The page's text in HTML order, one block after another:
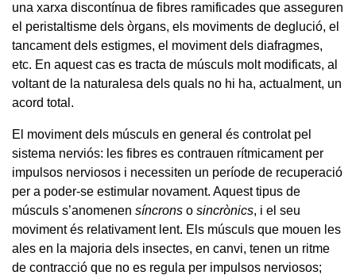
una xarxa discontínua de fibres ramificades que asseguren
el peristaltisme dels òrgans, els moviments de deglució, el
tancament dels estigmes, el moviment dels diafragmes,
etc. En aquest cas es tracta de músculs molt modificats, al
voltant de la naturalesa dels quals no hi ha, actualment, un
acord total.
El moviment dels músculs en general és controlat pel
sistema nerviós: les fibres es contrauen rítmicament per
impulsos nerviosos i necessiten un període de recuperació
per a poder-se estimular novament. Aquest tipus de
músculs s’anomenen síncrons o sincrònics, i el seu
moviment és relativament lent. Els músculs que mouen les
ales en la majoria dels insectes, en canvi, tenen un ritme
de contracció que no es regula per impulsos nerviosos;